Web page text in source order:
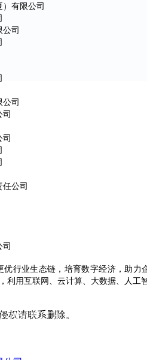
）有限公司
司
司
任公司
优行业生态链，培育数字经济，助
利用互联网、云计算、大数据、人
权请联系删除。
费电子工厂外包装喷码设备等，
、视觉检测、制造企业工厂数字
等产品及服务。